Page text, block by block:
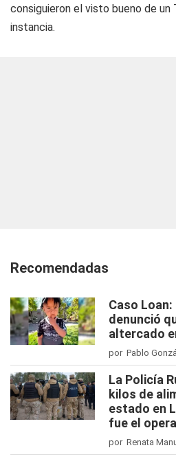
consiguieron el visto bueno de un
instancia.
Recomendadas
Caso
denunció
altercado
por Pablo
La Policía
kilos de
estado en
fue el
por Renata